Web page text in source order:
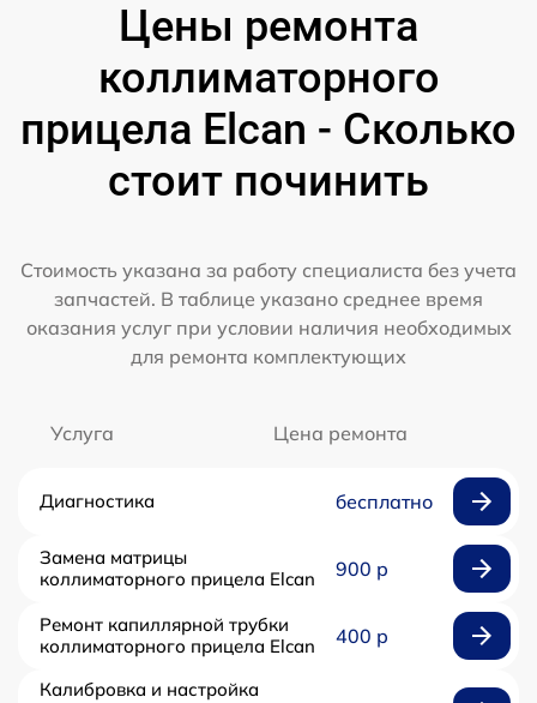
Цены ремонта
коллиматорного
прицела Elcan - Сколько
стоит починить
Стоимость указана за работу специалиста без учета
запчастей. В таблице указано среднее время
оказания услуг при условии наличия необходимых
для ремонта комплектующих
Услуга Цена ремонта
Диагностика бесплатно
Замена матрицы
коллиматорного прицела Elcan
900 р
Ремонт капиллярной трубки
коллиматорного прицела Elcan
400 р
Калибровка и настройка